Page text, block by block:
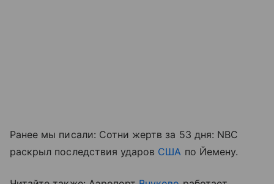
Ранее мы писали: Сотни жертв за 53 дня: NBC
раскрыл последствия ударов США по Йемену.